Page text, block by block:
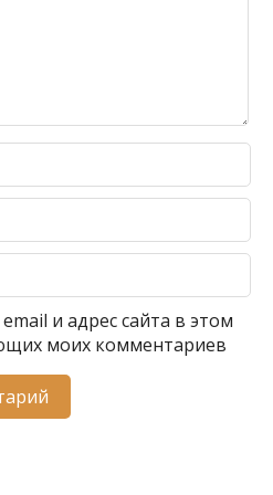
и адрес сайта в этом
моих комментариев